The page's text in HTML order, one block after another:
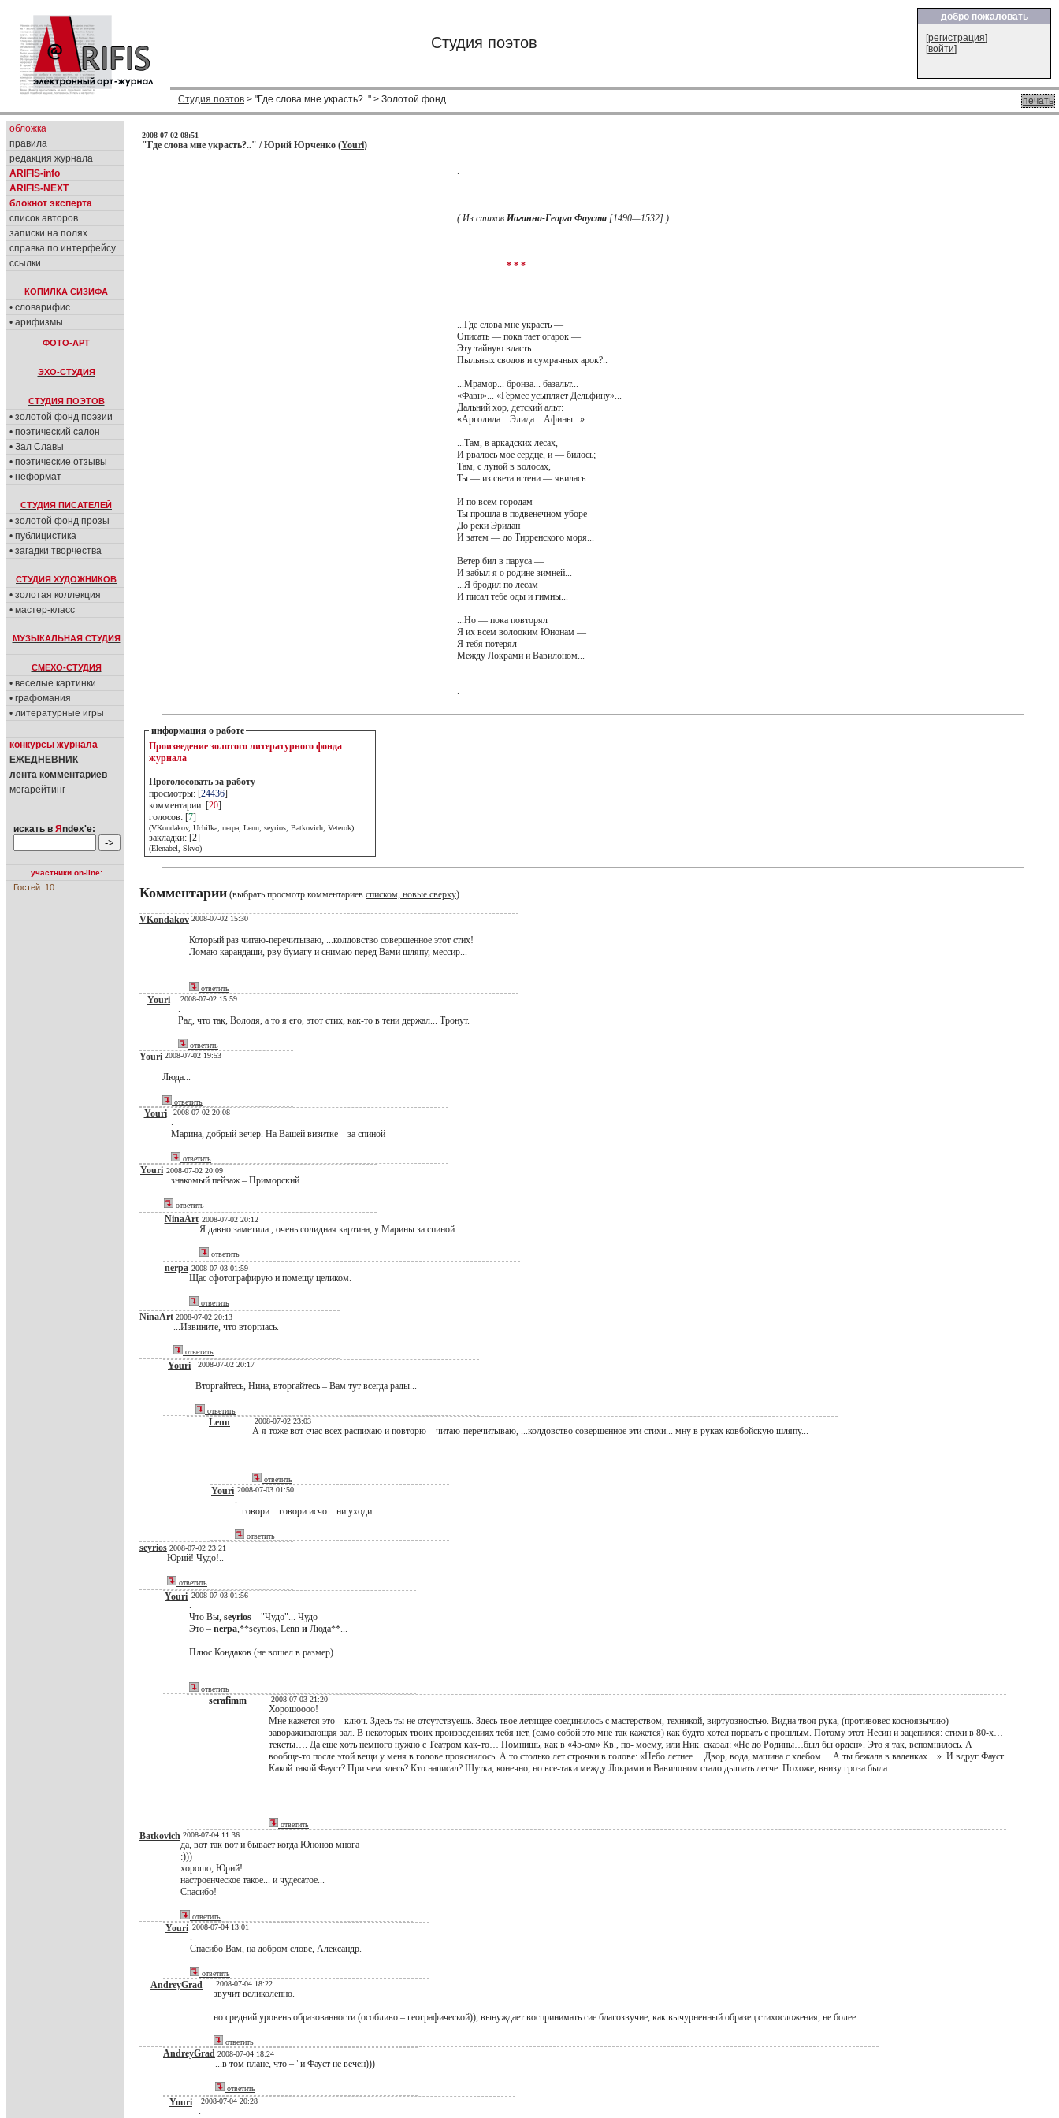
Студия поэтов
добро пожаловать
[регистрация]
[войти]
печать
Студия поэтов > "Где слова мне украсть?.." > Золотой фонд
обложка
правила
редакция журнала
ARIFIS-info
ARIFIS-NEXT
блокнот эксперта
список авторов
записки на полях
справка по интерфейсу
ссылки
КОПИЛКА СИЗИФА
• словарифис
• арифизмы
ФОТО-АРТ
ЭХО-СТУДИЯ
СТУДИЯ ПОЭТОВ
• золотой фонд поэзии
• поэтический салон
• Зал Славы
• поэтические отзывы
• неформат
СТУДИЯ ПИСАТЕЛЕЙ
• золотой фонд прозы
• публицистика
• загадки творчества
СТУДИЯ ХУДОЖНИКОВ
• золотая коллекция
• мастер-класс
МУЗЫКАЛЬНАЯ СТУДИЯ
СМЕХО-СТУДИЯ
• веселые картинки
• графомания
• литературные игры
конкурсы журнала
ЕЖЕДНЕВНИК
лента комментариев
мегарейтинг
искать в Я ndex'е:
участники on-line:
Гостей: 10
2008-07-02 08:51
"Где слова мне украсть?.." / Юрий Юрченко (Youri)
.
( Из стихов Иоганна-Георга Фауста[1490—1532] )
* * *
...Где слова мне украсть —
Описать — пока тает огарок —
Эту тайную власть
Пыльных сводов и сумрачных арок?..
...Мрамор... бронза... базальт...
«Фавн»... «Гермес усыпляет Дельфину»...
Дальний хор, детский альт:
«Арголида... Элида... Афины...»
...Там, в аркадских лесах,
И рвалось мое сердце, и — билось;
Там, с луной в волосах,
Ты — из света и тени — явилась...
И по всем городам
Ты прошла в подвенечном уборе —
До реки Эридан
И затем — до Тирренского моря...
Ветер бил в паруса —
И забыл я о родине зимней...
...Я бродил по лесам
И писал тебе оды и гимны...
...Но — пока повторял
Я их всем волооким Юнонам —
Я тебя потерял
Между Локрами и Вавилоном...
.
информация о работе
Произведение золотого литературного фонда
журнала
Проголосовать за работу
просмотры: [24436]
комментарии: [20]
голосов: [7]
(VKondakov, Uchilka, nerpa, Lenn, seyrios, Batkovich, Veterok)
закладки: [2]
(Elenabel, Skvo)
Комментарии (выбрать просмотр комментариев списком, новые сверху)
VKondakov 2008-07-02 15:30
Который раз читаю-перечитываю, ...колдовство совершенное этот стих!
Ломаю карандаши, рву бумагу и снимаю перед Вами шляпу, мессир...
ответить
Youri 2008-07-02 15:59
.
Рад, что так, Володя, а то я его, этот стих, как-то в тени держал... Тронут.
ответить
Youri 2008-07-02 19:53
.
Люда...
ответить
Youri 2008-07-02 20:08
.
Марина, добрый вечер. На Вашей визитке – за спиной
ответить
Youri 2008-07-02 20:09
...знакомый пейзаж – Приморский...
ответить
NinaArt 2008-07-02 20:12
Я давно заметила , очень солидная картина, у Марины за спиной...
ответить
nerpa 2008-07-03 01:59
Щас сфотографирую и помещу целиком.
ответить
NinaArt 2008-07-02 20:13
...Извините, что вторглась.
ответить
Youri 2008-07-02 20:17
.
Вторгайтесь, Нина, вторгайтесь – Вам тут всегда рады...
ответить
Lenn 2008-07-02 23:03
А я тоже вот счас всех распихаю и повторю – читаю-перечитываю, ...колдовство совершенное эти стихи... мну в руках ковбойскую шляпу...
ответить
Youri 2008-07-03 01:50
.
...говори... говори исчо... ни уходи...
ответить
seyrios 2008-07-02 23:21
Юрий! Чудо!..
ответить
Youri 2008-07-03 01:56
.
Что Вы, seyrios – "Чудо"... Чудо -
Это – nerpa,**seyrios, Lenn и Люда**...
Плюс Кондаков (не вошел в размер).
ответить
serafimm 2008-07-03 21:20
Хорошоооо!
Мне кажется это – ключ. Здесь ты не отсутствуешь. Здесь твое летящее соединилось с мастерством, техникой, виртуозностью. Видна твоя рука, (противовес косноязычию)
завораживающая зал. В некоторых твоих произведениях тебя нет, (само собой это мне так кажется) как будто хотел порвать с прошлым. Потому этот Несин и зацепился: стихи в 80-х…
тексты…. Да еще хоть немного нужно с Театром как-то… Помнишь, как в «45-ом» Кв., по- моему, или Ник. сказал: «Не до Родины…был бы орден». Это я так, вспомнилось. А
вообще-то после этой вещи у меня в голове прояснилось. А то столько лет строчки в голове: «Небо летнее… Двор, вода, машина с хлебом… А ты бежала в валенках…». И вдруг Фауст.
Какой такой Фауст? При чем здесь? Кто написал? Шутка, конечно, но все-таки между Локрами и Вавилоном стало дышать легче. Похоже, внизу гроза была.
ответить
Batkovich 2008-07-04 11:36
да, вот так вот и бывает когда Юнонов многа
:)))
хорошо, Юрий!
настроенческое такое... и чудесатое...
Спасибо!
ответить
Youri 2008-07-04 13:01
.
Спасибо Вам, на добром слове, Александр.
ответить
AndreyGrad 2008-07-04 18:22
звучит великолепно.
но средний уровень образованности (особливо – географической)), вынуждает воспринимать сие благозвучие, как вычурненный образец стихосложения, не более.
ответить
AndreyGrad 2008-07-04 18:24
...в том плане, что – "и Фауст не вечен)))
ответить
Youri 2008-07-04 20:28
.